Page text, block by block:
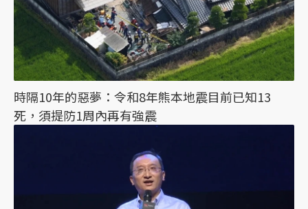
時隔10年的惡夢：令和8年熊本地震目前已知13
死，須提防1周內再有強震